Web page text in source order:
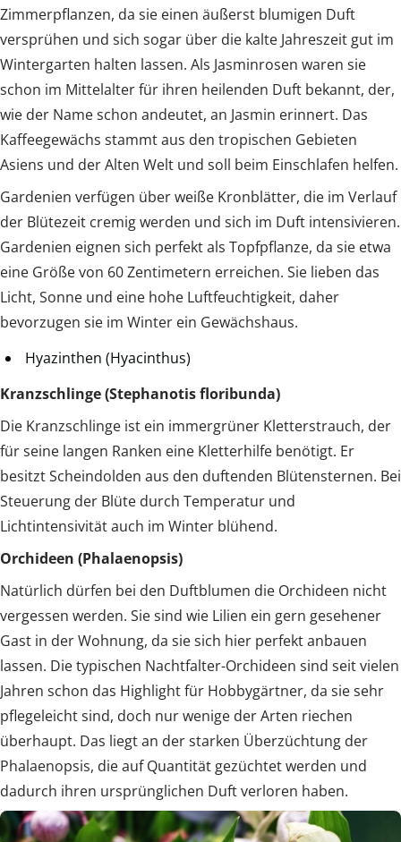
Zimmerpflanzen, da sie einen äußerst blumigen Duft
versprühen und sich sogar über die kalte Jahreszeit gut im
Wintergarten halten lassen. Als Jasminrosen waren sie
schon im Mittelalter für ihren heilenden Duft bekannt, der,
wie der Name schon andeutet, an Jasmin erinnert. Das
Kaffeegewächs stammt aus den tropischen Gebieten
Asiens und der Alten Welt und soll beim Einschlafen helfen.
Gardenien verfügen über weiße Kronblätter, die im Verlauf
der Blütezeit cremig werden und sich im Duft intensivieren.
Gardenien eignen sich perfekt als Topfpflanze, da sie etwa
eine Größe von 60 Zentimetern erreichen. Sie lieben das
Licht, Sonne und eine hohe Luftfeuchtigkeit, daher
bevorzugen sie im Winter ein Gewächshaus.
Hyazinthen (Hyacinthus)
Kranzschlinge (Stephanotis floribunda)
Die Kranzschlinge ist ein immergrüner Kletterstrauch, der
für seine langen Ranken eine Kletterhilfe benötigt. Er
besitzt Scheindolden aus den duftenden Blütensternen. Bei
Steuerung der Blüte durch Temperatur und
Lichtintensivität auch im Winter blühend.
Orchideen (Phalaenopsis)
Natürlich dürfen bei den Duftblumen die Orchideen nicht
vergessen werden. Sie sind wie Lilien ein gern gesehener
Gast in der Wohnung, da sie sich hier perfekt anbauen
lassen. Die typischen Nachtfalter-Orchideen sind seit vielen
Jahren schon das Highlight für Hobbygärtner, da sie sehr
pflegeleicht sind, doch nur wenige der Arten riechen
überhaupt. Das liegt an der starken Überzüchtung der
Phalaenopsis, die auf Quantität gezüchtet werden und
dadurch ihren ursprünglichen Duft verloren haben.